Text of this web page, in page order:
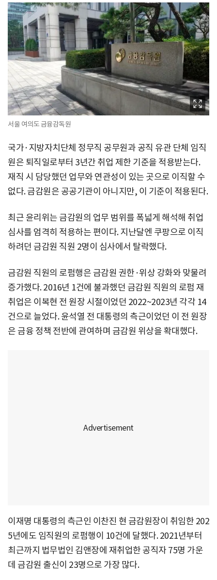
서울 여의도 금융감독원
국가·지방자치단체 정무직 공무원과 공직 유관 단체 임직
원은 퇴직일로부터 3년간 취업 제한 기준을 적용받는다.
재직 시 담당했던 업무와 연관성이 있는 곳으로 이직할 수
없다. 금감원은 공공기관이 아니지만, 이 기준이 적용된다.
최근 윤리위는 금감원의 업무 범위를 폭넓게 해석해 취업
심사를 엄격히 적용하는 편이다. 지난달엔 쿠팡으로 이직
하려던 금감원 직원 2명이 심사에서 탈락했다.
금감원 직원의 로펌행은 금감원 권한·위상 강화와 맞물려
증가했다. 2016년 1건에 불과했던 금감원 직원의 로펌 재
취업은 이복현 전 원장 시절이었던 2022~2023년 각각 14
건으로 늘었다. 윤석열 전 대통령의 측근이었던 이 전 원장
은 금융 정책 전반에 관여하며 금감원 위상을 확대했다.
이재명 대통령의 측근인 이찬진 현 금감원장이 취임한 202
5년에도 임직원의 로펌행이 10건에 달했다. 2021년부터
최근까지 법무법인 김앤장에 재취업한 공직자 75명 가운
데 금감원 출신이 23명으로 가장 많다.